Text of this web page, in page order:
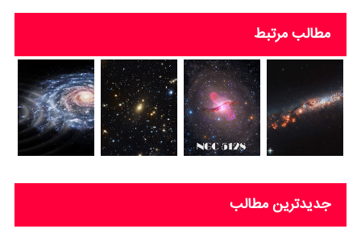
مطالب مرتبط
جدیدترین مطالب